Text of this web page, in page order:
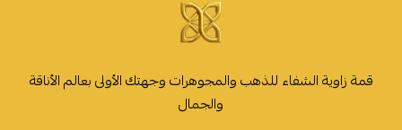
قمة زاوية الشفاء للذهب والمجوهرات وجهتك الأولى بعالم الأناقة
والجمال